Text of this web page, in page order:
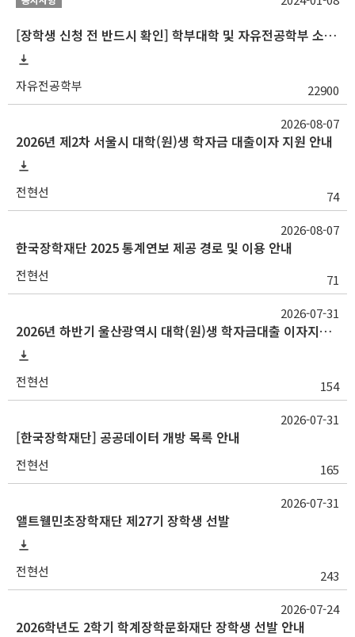
[장학생 신청 전 반드시 확인] 학부대학 및 자유전공학부 소속 학생 장학 통합 공지사항
자유전공학부 22900
2026년 제2차 서울시 대학(원)생 학자금 대출이자 지원 안내
전현선 74
2026-08-07
한국장학재단 2025 통계연보 제공 경로 및 이용 안내
전현선 71
2026-08-07
2026년 하반기 울산광역시 대학(원)생 학자금대출 이자지원사업 안내
전현선 154
2026-07-31
[한국장학재단] 공공데이터 개방 목록 안내
전현선 165
2026-07-31
앨트웰민초장학재단 제27기 장학생 선발
전현선 243
2026-07-31
2026학년도 2학기 학계장학문화재단 장학생 선발 안내
2026-07-24